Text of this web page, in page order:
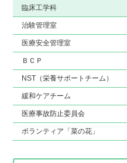
臨床工学科
治験管理室
医療安全管理室
ＢＣＰ
NST（栄養サポートチーム）
緩和ケアチーム
医療事故防止委員会
ボランティア「菜の花」